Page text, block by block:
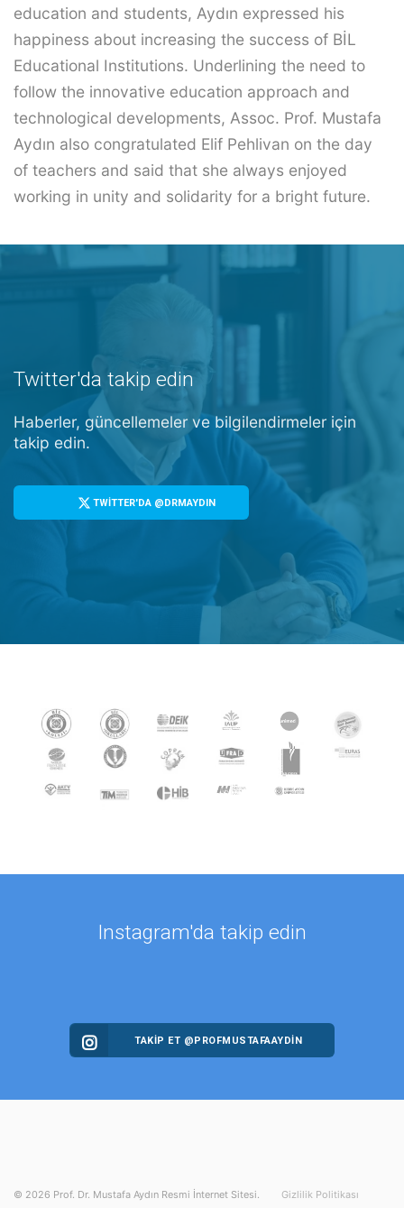
education and students, Aydın expressed his
happiness about increasing the success of BİL
Educational Institutions. Underlining the need to
follow the innovative education approach and
technological developments, Assoc. Prof. Mustafa
Aydın also congratulated Elif Pehlivan on the day
of teachers and said that she always enjoyed
working in unity and solidarity for a bright future.
Twitter'da takip edin
Haberler, güncellemeler ve bilgilendirmeler için
takip edin.
TWİTTER'DA @DRMAYDIN
Instagram'da takip edin
TAKİP ET @PROFMUSTAFAAYDIN
© 2026 Prof. Dr. Mustafa Aydın Resmi İnternet Sitesi. Gizlilik Politikası